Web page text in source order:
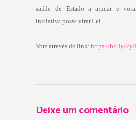
saúde do Estado a ajudar e
iniciativa possa virar Lei.
Vote através do link: https://bit.ly/
Deixe um comentário